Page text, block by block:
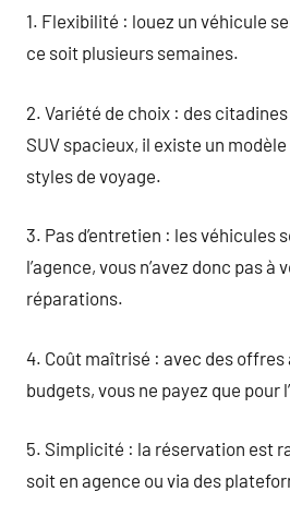
1. Flexibilité : louez un véhicule
ce soit plusieurs semaines.
2. Variété de choix : des
SUV spacieux, il existe un
styles de voyage.
3. Pas d’entretien : les véhicules
l’agence, vous n’avez donc pas à
réparations.
4. Coût maîtrisé : avec des offres
budgets, vous ne payez que pour
5. Simplicité : la réservation est
soit en agence ou via des